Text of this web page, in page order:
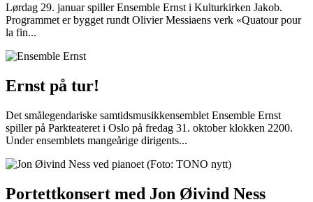
Lørdag 29. januar spiller Ensemble Ernst i Kulturkirken Jakob.
Programmet er bygget rundt Olivier Messiaens verk «Quatour pour
la fin...
Ernst på tur!
Det smålegendariske samtidsmusikkensemblet Ensemble Ernst
spiller på Parkteateret i Oslo på fredag 31. oktober klokken 2200.
Under ensemblets mangeårige dirigents...
Portettkonsert med Jon Øivind Ness